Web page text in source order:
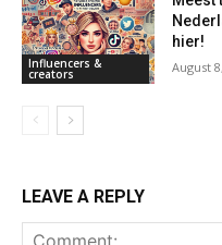
Influencers &
creators
hier!
August
LEAVE A REPLY